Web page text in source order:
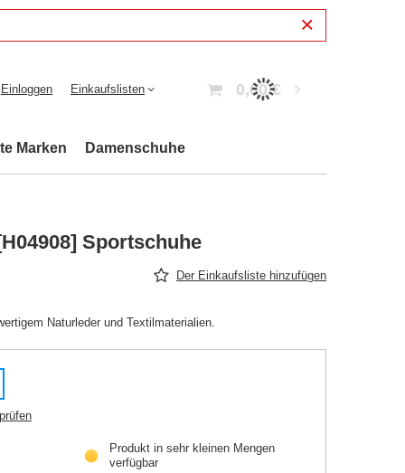
Einloggen Einkaufslisten 0,00 €
Marken Damenschuhe
Sportschuhe
Der Einkaufsliste hinzufügen
Naturleder und Textilmaterialien.
Produkt in sehr kleinen Mengen
verfügbar